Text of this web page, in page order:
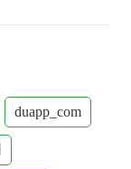
duapp_com